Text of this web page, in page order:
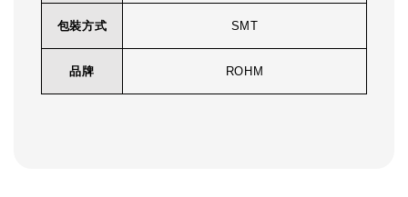
包裝方式 SMT
品牌 ROHM